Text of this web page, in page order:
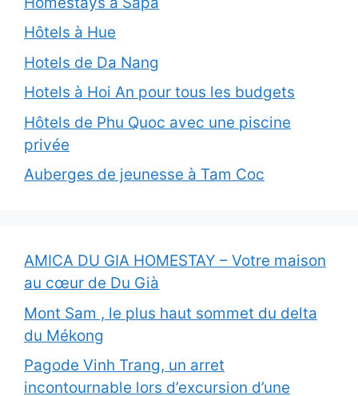
Hôtels à Hue
Hotels de Da Nang
Hotels à Hoi An pour tous les budgets
Hôtels de Phu Quoc avec une piscine
privée
Auberges de jeunesse à Tam Coc
AMICA DU GIA HOMESTAY – Votre maison
au cœur de Du Già
Mont Sam , le plus haut sommet du delta
du Mékong
Pagode Vinh Trang, un arret
incontournable lors d’excursion d’une